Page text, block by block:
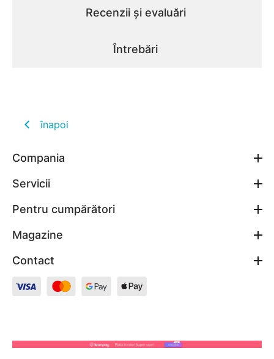
Recenzii și evaluări
Întrebări
înapoi
Compania
Servicii
Pentru cumpărători
Magazine
Contact